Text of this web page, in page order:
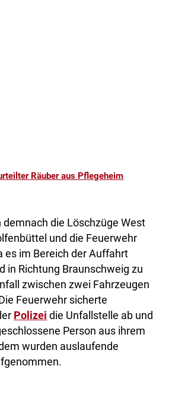
Räuber aus Pflegeheim
die Löschzüge West
und die Feuerwehr
es im Bereich der Auffahrt
in Richtung Braunschweig zu
zwischen zwei Fahrzeugen
Feuerwehr sicherte
Polizei die Unfallstelle ab und
Person aus ihrem
wurden auslaufende